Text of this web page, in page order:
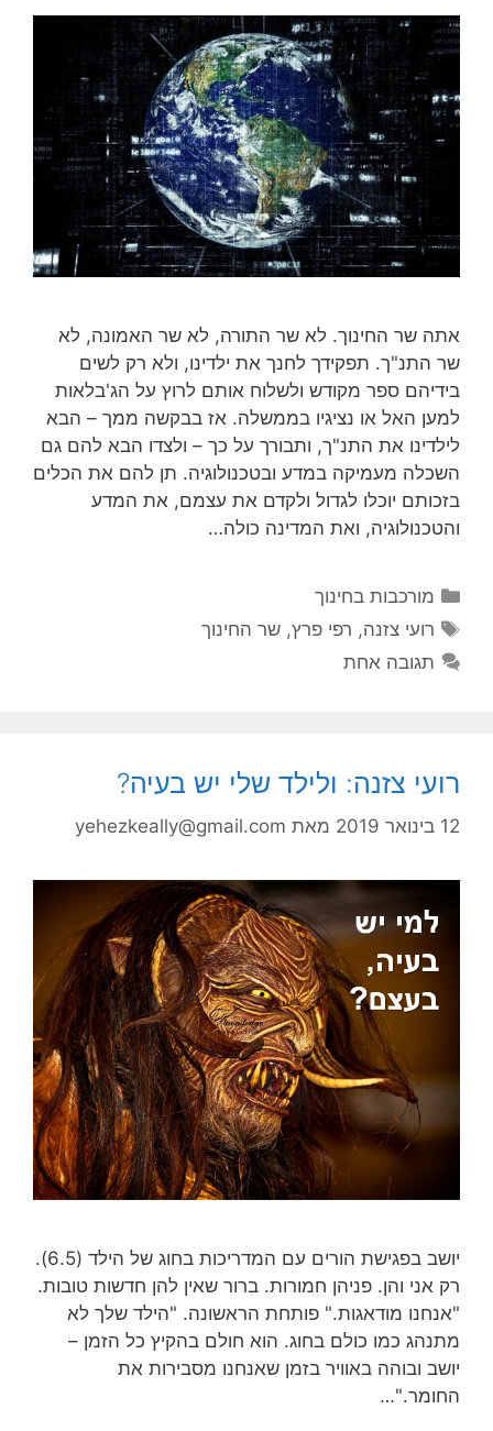
אתה שר החינוך. לא שר התורה, לא שר האמונה, לא
שר התנ"ך. תפקידך לחנך את ילדינו, ולא רק לשים
בידיהם ספר מקודש ולשלוח אותם לרוץ על הג'בלאות
למען האל או נציגיו בממשלה. אז בבקשה ממך – הבא
לילדינו את התנ"ך, ותבורך על כך – ולצדו הבא להם גם
השכלה מעמיקה במדע ובטכנולוגיה. תן להם את הכלים
בזכותם יוכלו לגדול ולקדם את עצמם, את המדע
והטכנולוגיה, ואת המדינה כולה…
קטגוריות
מורכבות בחינוך
תגיות
רועי צזנה, רפי פרץ,שר החינוך
תגובה אחת
רועי צזנה: ולילד שלי יש בעיה?
12 בינואר 2019 מאת yehezkeally@gmail.com
יושב בפגישת הורים עם המדריכות בחוג של הילד (6.5).
רק אני והן. פניהן חמורות. ברור שאין להן חדשות טובות.
"אנחנו מודאגות." פותחת הראשונה. "הילד שלך לא
מתנהג כמו כולם בחוג. הוא חולם בהקיץ כל הזמן –
יושב ובוהה באוויר בזמן שאנחנו מסבירות את
החומר."…